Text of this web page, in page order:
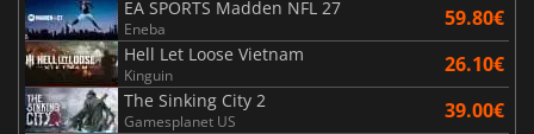
EA SPORTS Madden NFL 27
Eneba 59.80€
Hell Let Loose Vietnam
Kinguin 26.10€
The Sinking City 2
Gamesplanet US 39.00€